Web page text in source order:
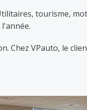
tourisme,
Chez VPauto, le